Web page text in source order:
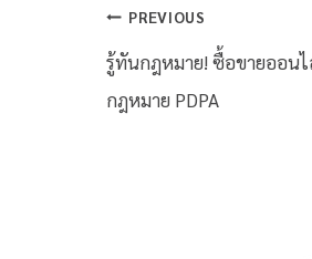
PREVIOUS
รู้ทันกฎหมาย! ซื้อขายออน
กฎหมาย PDPA